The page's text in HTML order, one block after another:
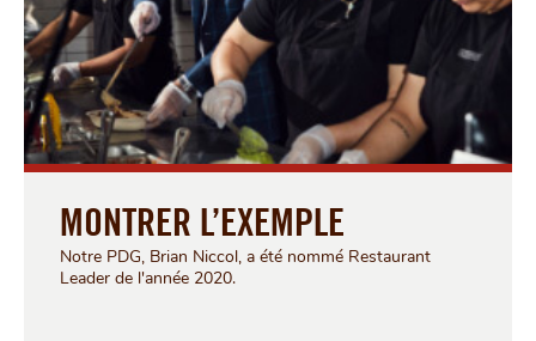
MONTRER L’EXEMPLE
Notre PDG, Brian Niccol, a été nommé Restaurant
Leader de l'année 2020.